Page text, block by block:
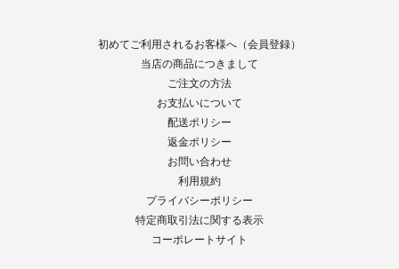
初めてご利用されるお客様へ（会員登録）
当店の商品につきまして
ご注文の方法
お支払いについて
配送ポリシー
返金ポリシー
お問い合わせ
利用規約
プライバシーポリシー
特定商取引法に関する表示
コーポレートサイト